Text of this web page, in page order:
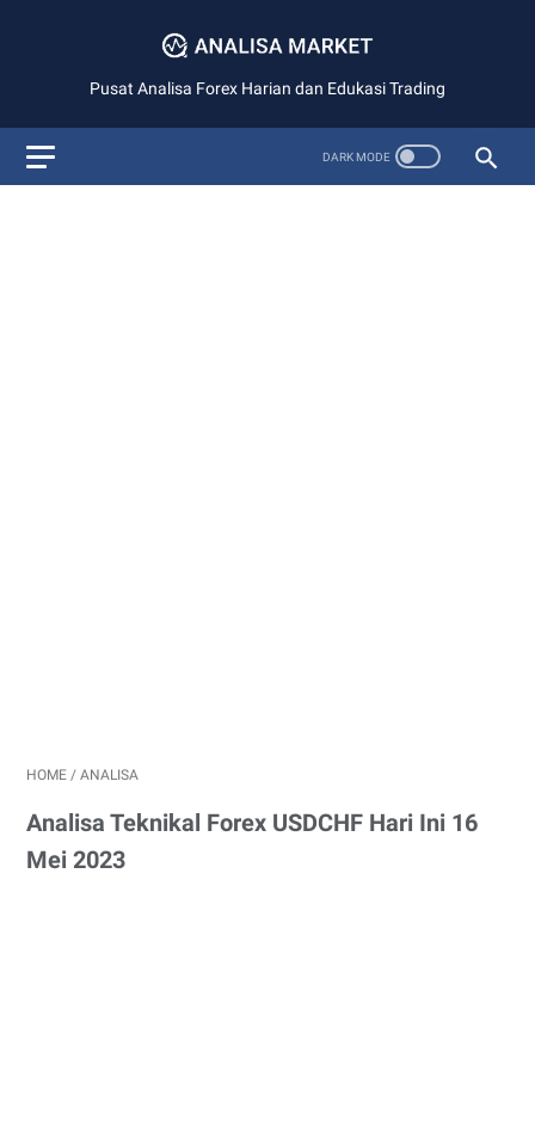
Pusat Analisa Forex Harian dan Edukasi Trading
HOME / ANALISA
Analisa Teknikal Forex USDCHF Hari Ini 16
Mei 2023